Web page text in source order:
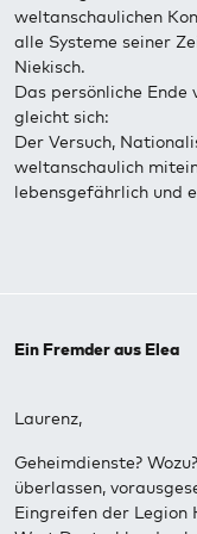
weltanschaulichen
alle Systeme seiner
Niekisch.
Das persönliche Ende
gleicht sich:
Der Versuch,
weltanschaulich
lebensgefährlich und
Ein Fremder aus Elea
Laurenz,
Geheimdienste?
überlassen,
Eingreifen der Legion